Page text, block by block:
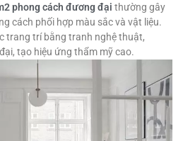
phong cách đương đại thường gây
cách phối hợp màu sắc và vật liệu.
trang trí bằng tranh nghệ thuật,
tạo hiệu ứng thẩm mỹ cao.